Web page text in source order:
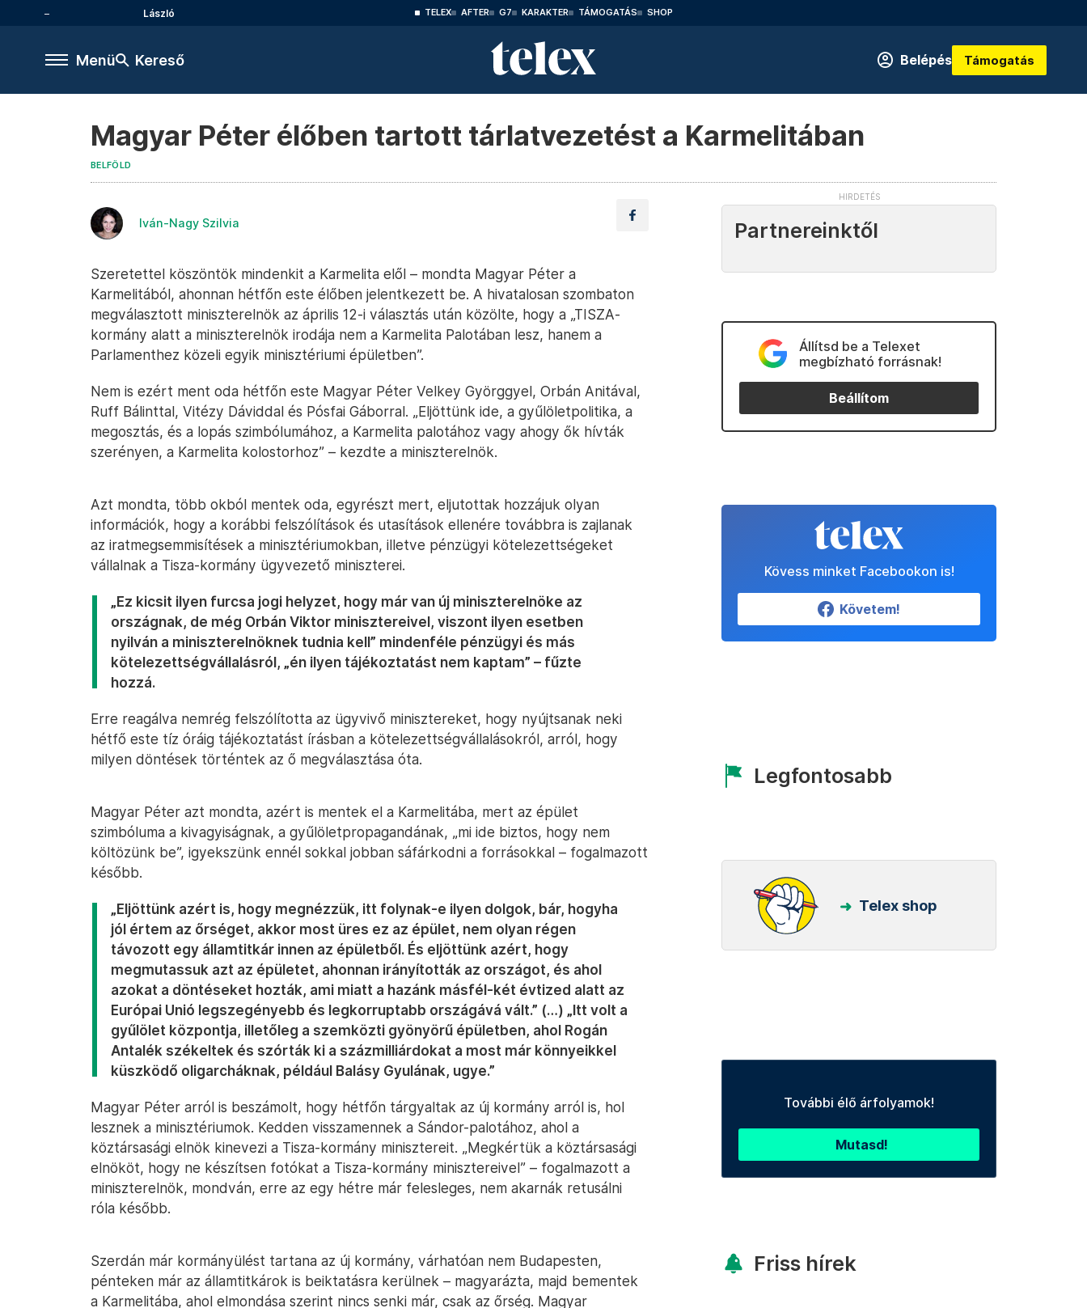
László TELEX AFTER G7 KARAKTER TÁMOGATÁS SHOP
Menü Kereső Belépés Támogatás
Magyar Péter élőben tartott tárlatvezetést a Karmelitában
BELFÖLD
Iván-Nagy Szilvia
Szeretettel köszöntök mindenkit a Karmelita elől – mondta Magyar Péter a
Karmelitából, ahonnan hétfőn este élőben jelentkezett be. A hivatalosan szombaton
megválasztott miniszterelnök az április 12-i választás után közölte, hogy a „TISZA-
kormány alatt a miniszterelnök irodája nem a Karmelita Palotában lesz, hanem a
Parlamenthez közeli egyik minisztériumi épületben”.
Nem is ezért ment oda hétfőn este Magyar Péter Velkey Györggyel, Orbán Anitával,
Ruff Bálinttal, Vitézy Dáviddal és Pósfai Gáborral. „Eljöttünk ide, a gyűlöletpolitika, a
megosztás, és a lopás szimbólumához, a Karmelita palotához vagy ahogy ők hívták
szerényen, a Karmelita kolostorhoz” – kezdte a miniszterelnök.
Azt mondta, több okból mentek oda, egyrészt mert, eljutottak hozzájuk olyan
információk, hogy a korábbi felszólítások és utasítások ellenére továbbra is zajlanak
az iratmegsemmisítések a minisztériumokban, illetve pénzügyi kötelezettségeket
vállalnak a Tisza-kormány ügyvezető miniszterei.
„Ez kicsit ilyen furcsa jogi helyzet, hogy már van új miniszterelnöke az
országnak, de még Orbán Viktor minisztereivel, viszont ilyen esetben
nyilván a miniszterelnöknek tudnia kell” mindenféle pénzügyi és más
kötelezettségvállalásról, „én ilyen tájékoztatást nem kaptam” – fűzte
hozzá.
Erre reagálva nemrég felszólította az ügyvivő minisztereket, hogy nyújtsanak neki
hétfő este tíz óráig tájékoztatást írásban a kötelezettségvállalásokról, arról, hogy
milyen döntések történtek az ő megválasztása óta.
Magyar Péter azt mondta, azért is mentek el a Karmelitába, mert az épület
szimbóluma a kivagyiságnak, a gyűlöletpropagandának, „mi ide biztos, hogy nem
költözünk be”, igyekszünk ennél sokkal jobban sáfárkodni a forrásokkal – fogalmazott
később.
„Eljöttünk azért is, hogy megnézzük, itt folynak-e ilyen dolgok, bár, hogyha
jól értem az őrséget, akkor most üres ez az épület, nem olyan régen
távozott egy államtitkár innen az épületből. És eljöttünk azért, hogy
megmutassuk azt az épületet, ahonnan irányították az országot, és ahol
azokat a döntéseket hozták, ami miatt a hazánk másfél-két évtized alatt az
Európai Unió legszegényebb és legkorruptabb országává vált.” (…) „Itt volt a
gyűlölet központja, illetőleg a szemközti gyönyörű épületben, ahol Rogán
Antalék székeltek és szórták ki a százmilliárdokat a most már könnyeikkel
küszködő oligarcháknak, például Balásy Gyulának, ugye.”
Magyar Péter arról is beszámolt, hogy hétfőn tárgyaltak az új kormány arról is, hol
lesznek a minisztériumok. Kedden visszamennek a Sándor-palotához, ahol a
köztársasági elnök kinevezi a Tisza-kormány minisztereit. „Megkértük a köztársasági
elnököt, hogy ne készítsen fotókat a Tisza-kormány minisztereivel” – fogalmazott a
miniszterelnök, mondván, erre az egy hétre már felesleges, nem akarnák retusálni
róla később.
Szerdán már kormányülést tartana az új kormány, várhatóan nem Budapesten,
pénteken már az államtitkárok is beiktatásra kerülnek – magyarázta, majd bementek
a Karmelitába, ahol elmondása szerint nincs senki már, csak az őrség. Magyar
Partnereinktől
Állítsd be a Telexet
megbízható forrásnak!
Beállítom
Kövess minket Facebookon is!
Követem!
Legfontosabb
Telex shop
További élő árfolyamok!
Mutasd!
Friss hírek